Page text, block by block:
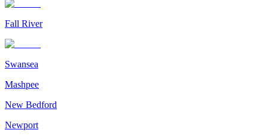
Fall River
Swansea
Mashpee
New Bedford
Newport